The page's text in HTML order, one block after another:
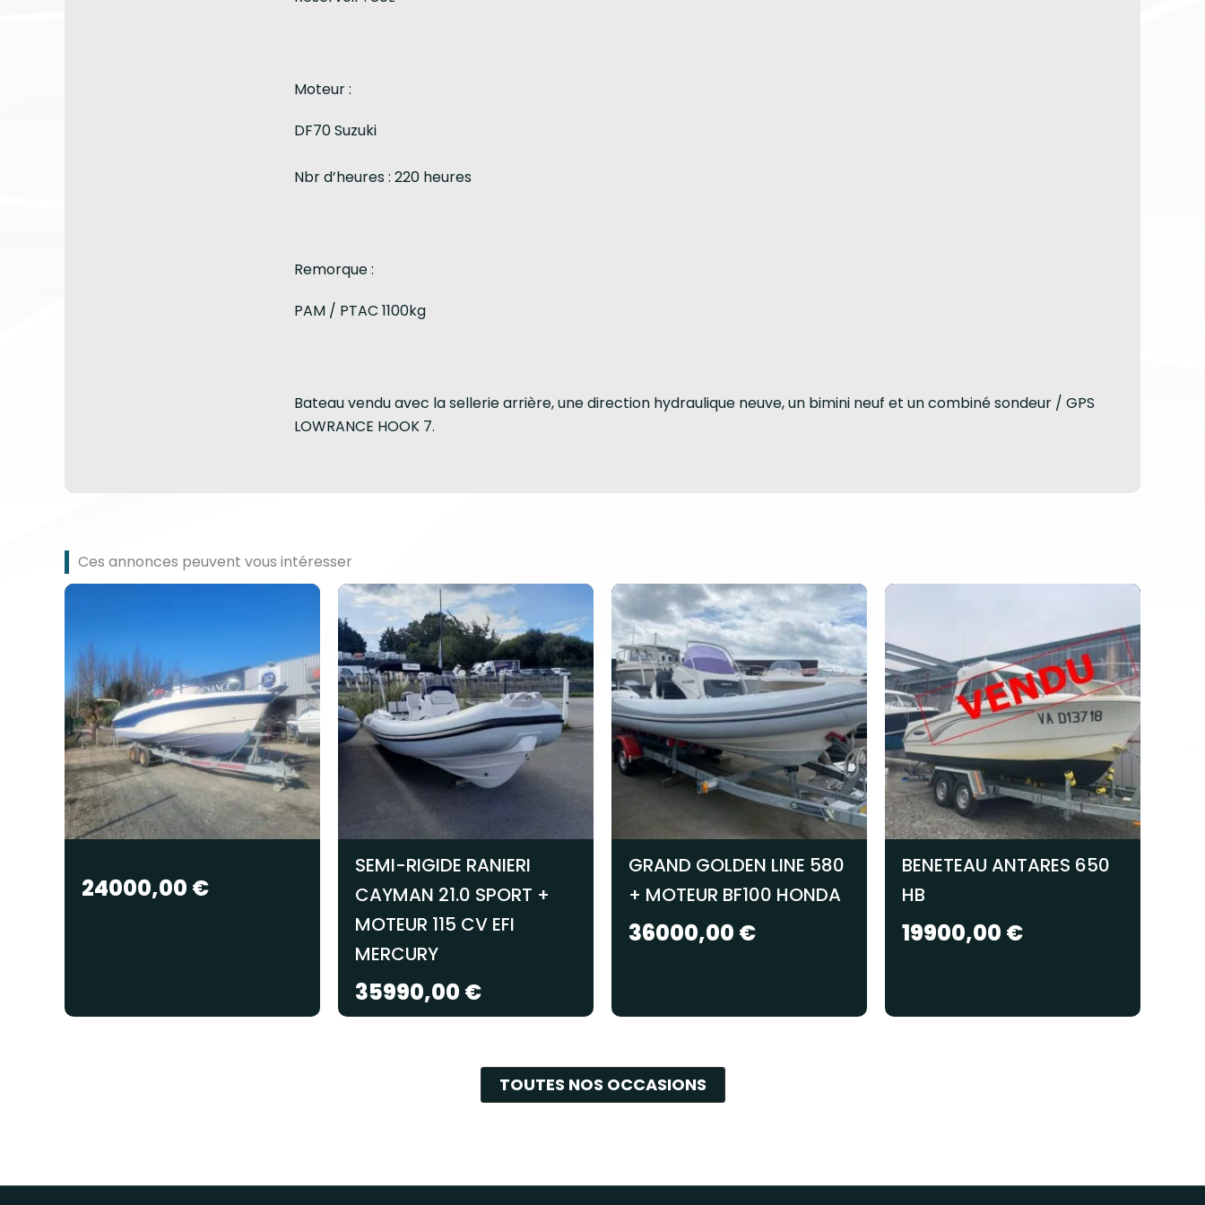
Moteur :
DF70 Suzuki
Nbr d’heures : 220 heures
Remorque :
PAM / PTAC 1100kg
Bateau vendu avec la sellerie arrière, une direction hydraulique neuve, un bimini neuf et un combiné sondeur / GPS
LOWRANCE HOOK 7.
Ces annonces peuvent vous intéresser
24000,00 €
SEMI-RIGIDE RANIERI
CAYMAN 21.0 SPORT +
MOTEUR 115 CV EFI
MERCURY
35990,00 €
GRAND GOLDEN LINE 580
+ MOTEUR BF100 HONDA
36000,00 €
BENETEAU ANTARES 650
HB
19900,00 €
TOUTES NOS OCCASIONS